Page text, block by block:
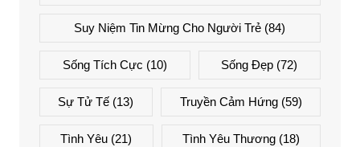
Suy Niệm Tin Mừng Cho Người Trẻ (84)
Sống Tích Cực (10) Sống Đẹp (72)
Sự Tử Tế (13) Truyền Cảm Hứng(59)
Tình Yêu (21) Tình Yêu Thương(18)